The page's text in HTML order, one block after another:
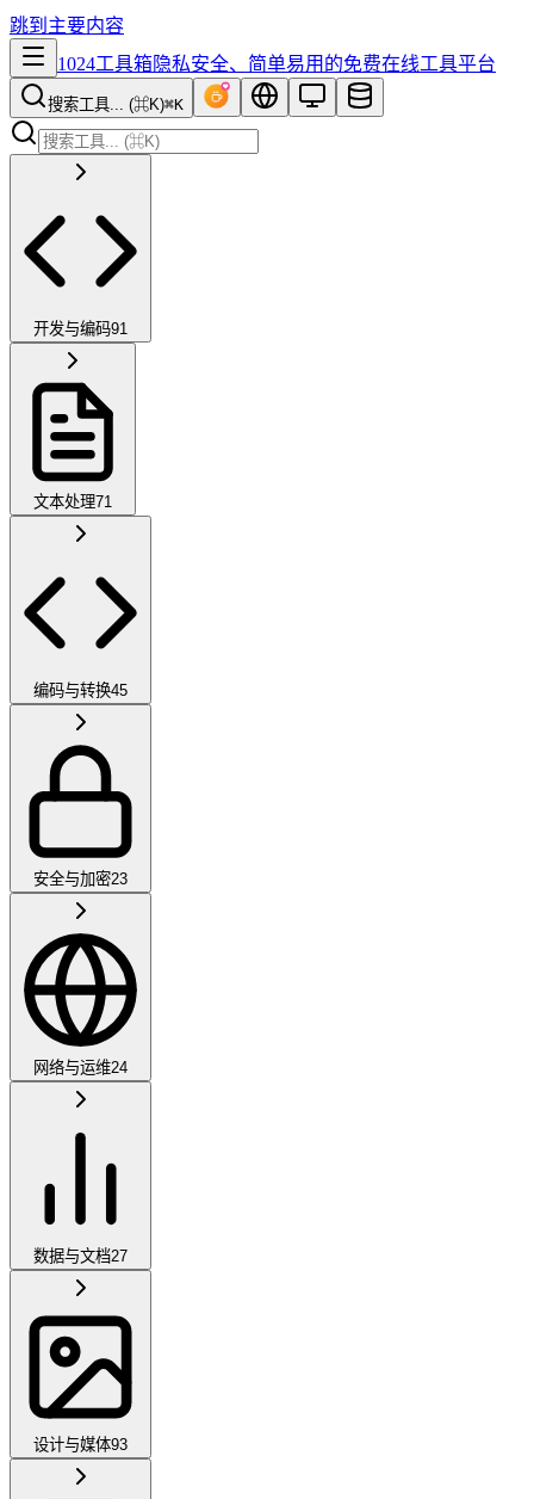
跳到主要内容
1024工具箱隐私安全、简单易用的免费在线工具平台
搜索工具... (⌘K)⌘K
开发与编码91
文本处理71
编码与转换45
安全与加密23
网络与运维24
数据与文档27
设计与媒体93